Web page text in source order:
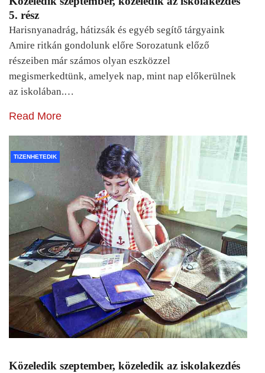
5. rész
Harisnyanadrág, hátizsák és egyéb segítő tárgyaink
Amire ritkán gondolunk előre Sorozatunk előző
részeiben már számos olyan eszközzel
megismerkedtünk, amelyek nap, mint nap előkerülnek
az iskolában.…
Read More
TIZENHETEDIK
Közeledik szeptember, közeledik az iskolakezdés